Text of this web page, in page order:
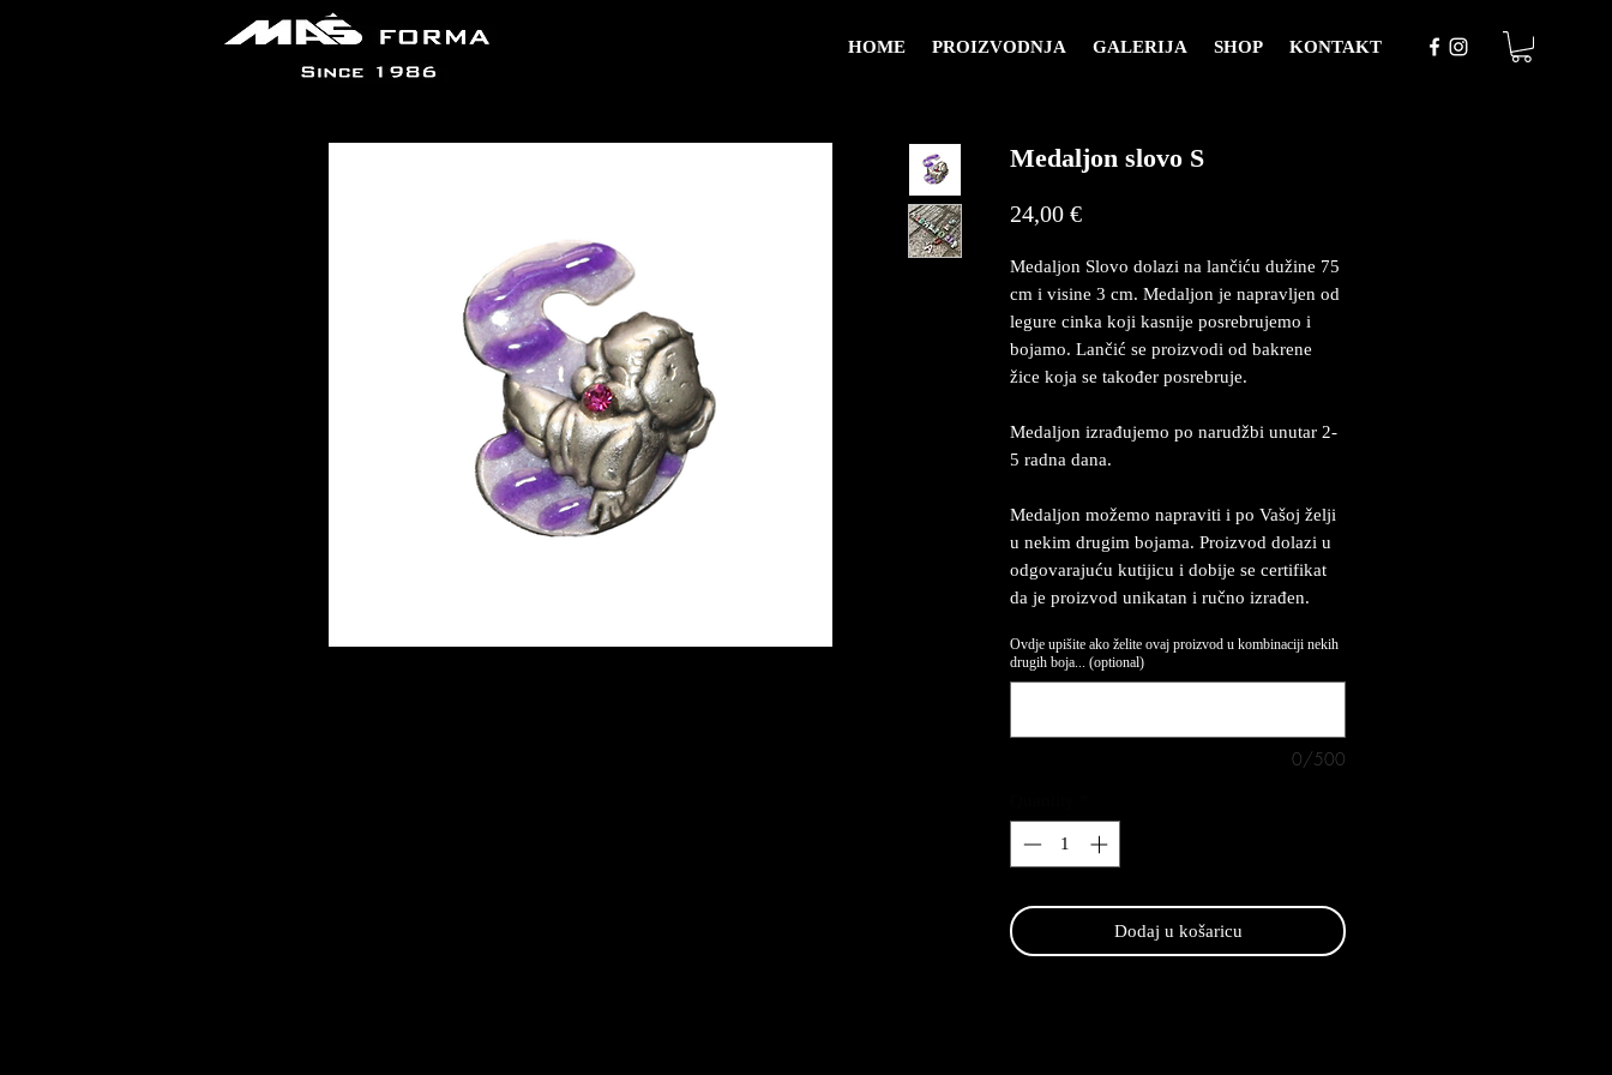
HOME PROIZVODNJA GALERIJA SHOP KONTAKT
Medaljon slovo S
24,00 €Price
Medaljon Slovo dolazi na lančiću dužine 75
cm i visine 3 cm. Medaljon je napravljen od
legure cinka koji kasnije posrebrujemo i
bojamo. Lančić se proizvodi od bakrene
žice koja se također posrebruje.
Medaljon izrađujemo po narudžbi unutar 2-
5 radna dana.
Medaljon možemo napraviti i po Vašoj želji
u nekim drugim bojama. Proizvod dolazi u
odgovarajuću kutijicu i dobije se certifikat
da je proizvod unikatan i ručno izrađen.
Ovdje upišite ako želite ovaj proizvod u kombinaciji nekih
drugih boja... (optional)
0/500
Dodaj u košaricu